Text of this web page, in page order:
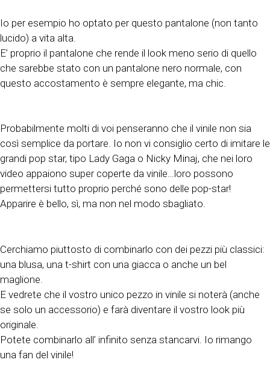
Io per esempio ho optato per questo pantalone (non tanto
lucido) a vita alta.
E’ proprio il pantalone che rende il look meno serio di quello
che sarebbe stato con un pantalone nero normale, con
questo accostamento è sempre elegante, ma chic.
Probabilmente molti di voi penseranno che il vinile non sia
così semplice da portare. Io non vi consiglio certo di imitare le
grandi pop star, tipo Lady Gaga o Nicky Minaj, che nei loro
video appaiono super coperte da vinile…loro possono
permettersi tutto proprio perché sono delle pop-star!
Apparire è bello, sì, ma non nel modo sbagliato.
Cerchiamo piuttosto di combinarlo con dei pezzi più classici:
una blusa, una t-shirt con una giacca o anche un bel
maglione.
E vedrete che il vostro unico pezzo in vinile si noterà (anche
se solo un accessorio) e farà diventare il vostro look più
originale.
Potete combinarlo all’ infinito senza stancarvi. Io rimango
una fan del vinile!